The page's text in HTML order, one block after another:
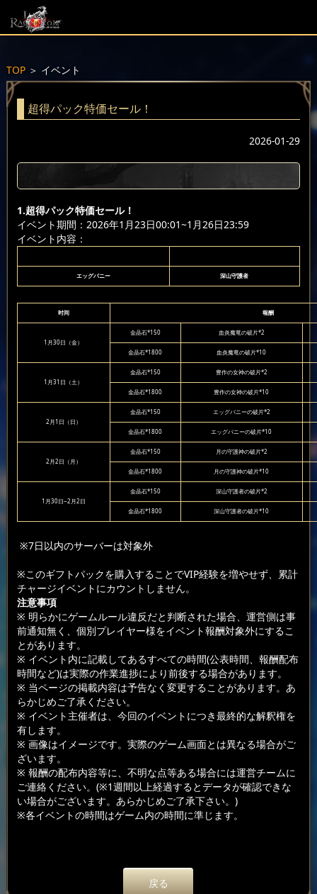
TOP＞ イベント
超得パック特価セール！
2026-01-29
1.超得パック特価セール！
イベント期間：2026年1月23日00:01~1月26日23:59
イベント内容：
エッグバニー 深山守護者
时间 報酬
1月30日（金）
金晶石*150 血炎魔竜の破片*2
金晶石*1800 血炎魔竜の破片*10
1月31日（土）
金晶石*150 豊作の女神の破片*2
金晶石*1800 豊作の女神の破片*10
2月1日（日）
金晶石*150 エッグバニーの破片*2
金晶石*1800 エッグバニーの破片*10
2月2日（月）
金晶石*150 月の守護神の破片*2
金晶石*1800 月の守護神の破片*10
1月30日~2月2日
金晶石*150 深山守護者の破片*2
金晶石*1800 深山守護者の破片*10
※7日以内のサーバーは対象外
※このギフトパックを購入することでVIP経験を増やせず、累計
チャージイベントにカウントしません。
注意事項
※ 明らかにゲームルール違反だと判断された場合、運営側は事
前通知無く、個別プレイヤー様をイベント報酬対象外にするこ
とがあります。
※ イベント内に記載してあるすべての時間(公表時間、報酬配布
時間など)は実際の作業進捗により前後する場合があります。
※ 当ページの掲載内容は予告なく変更することがあります。あ
らかじめご了承ください。
※ イベント主催者は、今回のイベントにつき最終的な解釈権を
有します。
※ 画像はイメージです。実際のゲーム画面とは異なる場合がご
ざいます。
※ 報酬の配布内容等に、不明な点等ある場合には運営チームに
ご連絡ください。(※1週間以上経過するとデータが確認できな
い場合がございます。あらかじめご了承下さい。)
※各イベントの時間はゲーム内の時間に準じます。
戻る